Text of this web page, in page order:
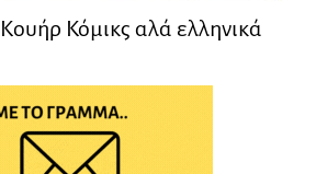
Κόμικς αλά ελληνικά